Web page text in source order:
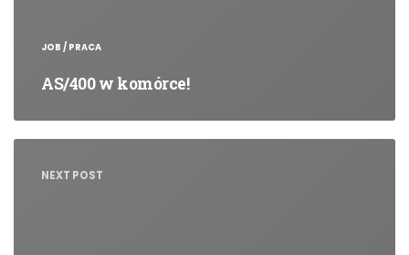
JOB / PRACA
AS/400 w komórce!
NEXT POST